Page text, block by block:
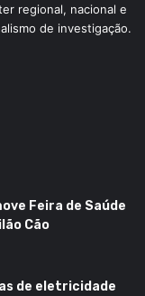
regional, nacional e
de investigação.
Feira de Saúde
Cão
de eletricidade